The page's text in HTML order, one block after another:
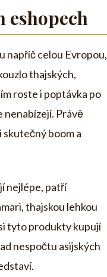
eshopech
napříč celou Evropou,
thajských,
roste i poptávka po
Právě
skutečný boom a
nejlépe, patří
thajskou lehkou
tyto produkty kupují
nespočtu asijských